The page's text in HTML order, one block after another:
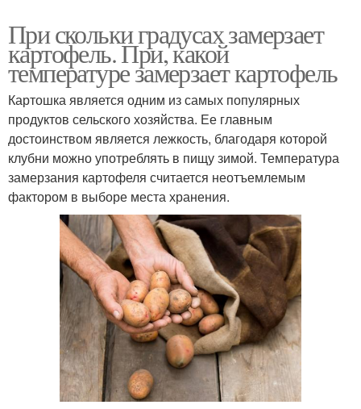
При скольки градусах замерзает
картофель. При, какой
температуре замерзает картофель
Картошка является одним из самых популярных
продуктов сельского хозяйства. Ее главным
достоинством является лежкость, благодаря которой
клубни можно употреблять в пищу зимой. Температура
замерзания картофеля считается неотъемлемым
фактором в выборе места хранения.